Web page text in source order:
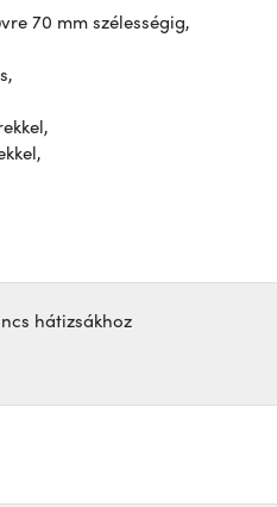
70 mm szélességig,
hátizsákhoz